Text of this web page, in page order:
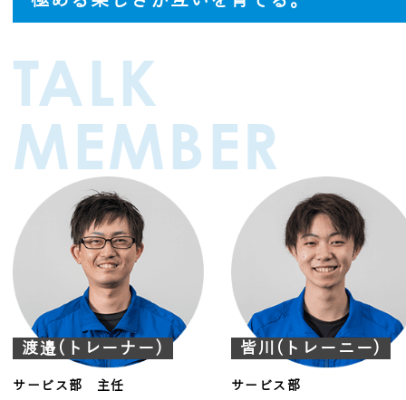
TALK
MEMBER
渡邉(トレーナー)
サービス部 主任
皆川(トレーニー)
サービス部